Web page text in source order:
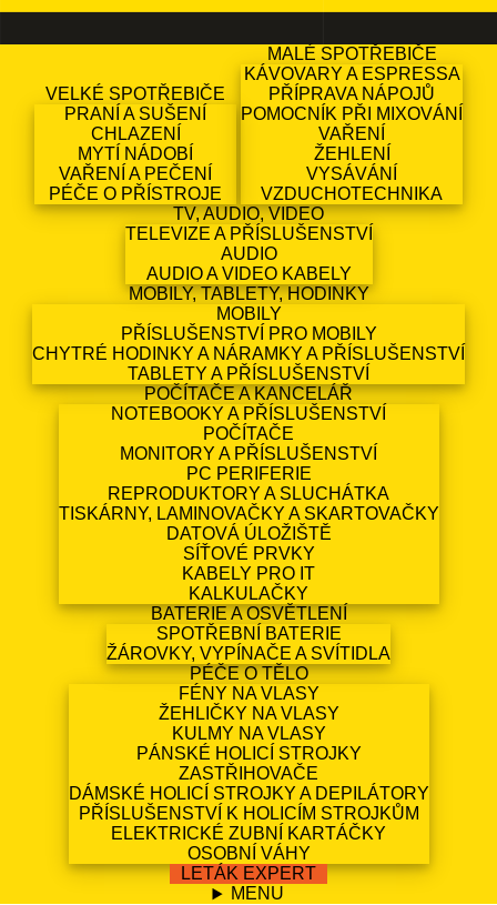
VELKÉ SPOTŘEBIČE
PRANÍ A SUŠENÍ
CHLAZENÍ
MYTÍ NÁDOBÍ
VAŘENÍ A PEČENÍ
PÉČE O PŘÍSTROJE
MALÉ SPOTŘEBIČE
KÁVOVARY A ESPRESSA
PŘÍPRAVA NÁPOJŮ
POMOCNÍK PŘI MIXOVÁNÍ
VAŘENÍ
ŽEHLENÍ
VYSÁVÁNÍ
VZDUCHOTECHNIKA
TV, AUDIO, VIDEO
TELEVIZE A PŘÍSLUŠENSTVÍ
AUDIO
AUDIO A VIDEO KABELY
MOBILY, TABLETY, HODINKY
MOBILY
PŘÍSLUŠENSTVÍ PRO MOBILY
CHYTRÉ HODINKY A NÁRAMKY A PŘÍSLUŠENSTVÍ
TABLETY A PŘÍSLUŠENSTVÍ
POČÍTAČE A KANCELÁŘ
NOTEBOOKY A PŘÍSLUŠENSTVÍ
POČÍTAČE
MONITORY A PŘÍSLUŠENSTVÍ
PC PERIFERIE
REPRODUKTORY A SLUCHÁTKA
TISKÁRNY, LAMINOVAČKY A SKARTOVAČKY
DATOVÁ ÚLOŽIŠTĚ
SÍŤOVÉ PRVKY
KABELY PRO IT
KALKULAČKY
BATERIE A OSVĚTLENÍ
SPOTŘEBNÍ BATERIE
ŽÁROVKY, VYPÍNAČE A SVÍTIDLA
PÉČE O TĚLO
FÉNY NA VLASY
ŽEHLIČKY NA VLASY
KULMY NA VLASY
PÁNSKÉ HOLICÍ STROJKY
ZASTŘIHOVAČE
DÁMSKÉ HOLICÍ STROJKY A DEPILÁTORY
PŘÍSLUŠENSTVÍ K HOLICÍM STROJKŮM
ELEKTRICKÉ ZUBNÍ KARTÁČKY
OSOBNÍ VÁHY
LETÁK EXPERT
MENU